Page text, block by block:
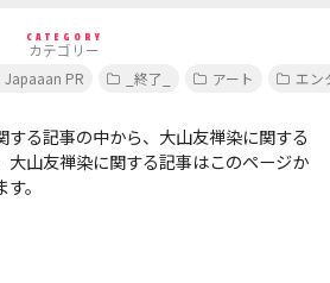
CATEGORY
カテゴリー
Japaaan PR _終了_ アート エン
する記事の中から、大山友禅染に関する
大山友禅染に関する記事はこのページか
。